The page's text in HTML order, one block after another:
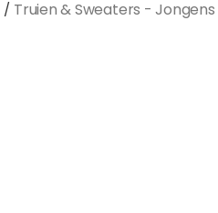
/ Truien & Sweaters - Jongens